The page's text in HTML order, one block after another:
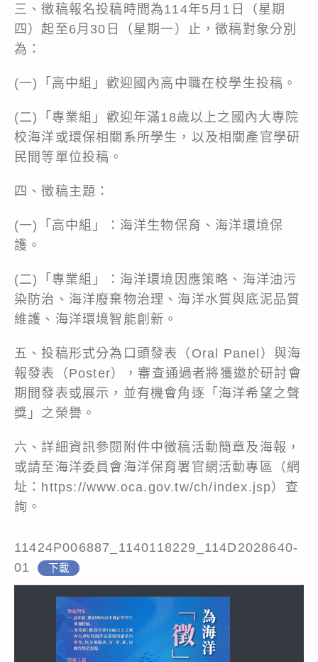
三、徵稿報名投稿時間為114年5月1日（星期
四）起至6月30日（星期一）止，徵稿對象分別
為：
(一)「高中組」歡迎國內高中職在校學生投稿。
(二)「專業組」歡迎年滿18歲以上之國內大專院
校海洋或環保相關系所學生，以及相關產官學研
民間等單位投稿。
四、徵稿主題：
(一)「高中組」：海洋生物保育、海洋環境保
護。
(二)「專業組」：海洋環境因應策略、海洋油污
染防治、海洋廢棄物治理、海洋水質與底泥品質
維護、海洋環境智能創新。
五、投稿形式分為口頭發表（Oral Panel）與海
報發表（Poster），審查通過者將獲邀於研討會
期間發表或展示，並有機會角逐「海洋希望之聲
獎」之榮譽。
六、詳細資訊參閱附件中徵稿活動簡章及海報，
或請至海洋委員會海洋保育署官網活動專區（網
址：https://www.oca.gov.tw/ch/index.jsp）查
詢。
11424P006887_1140118229_114D2028640-
01
下載